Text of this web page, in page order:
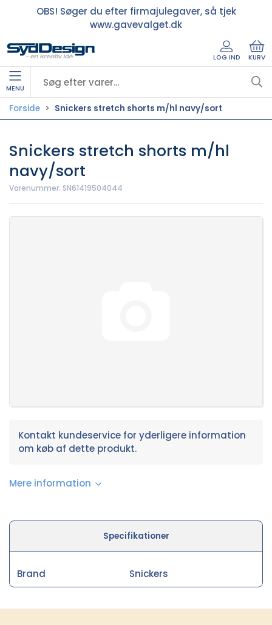
OBS! Søger du efter firmajulegaver, så tjek
www.gavevalget.dk
LOG IND KURV
MENU
Forside Snickers stretch shorts m/hl navy/sort
Snickers stretch shorts m/hl
navy/sort
Varenummer: SN61419504044
Kontakt kundeservice for yderligere information
om køb af dette produkt.
Mere information
Specifikationer
Brand Snickers